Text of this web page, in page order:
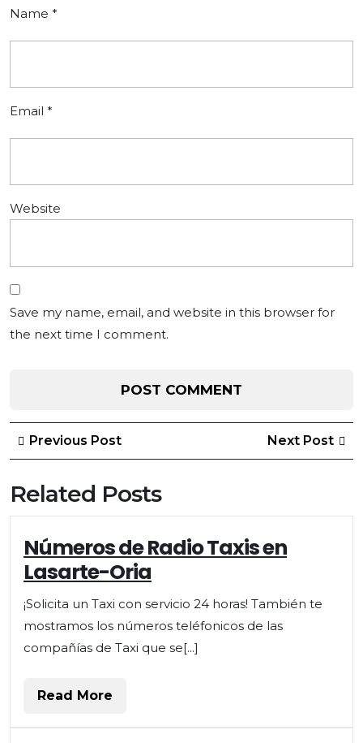
Name *
Email *
Website
Save my name, email, and website in this browser for
the next time I comment.
Post
navigation
Previous PostPrevious
Post
Next Post
Related Posts
Números
de
Radio
en
Lasarte-
Oria
Números de Radio Taxis en
Lasarte-Oria
¡Solicita un Taxi con servicio 24 horas! También te
mostramos los números teléfonicos de las
compañías de Taxi que se[...]
Read More